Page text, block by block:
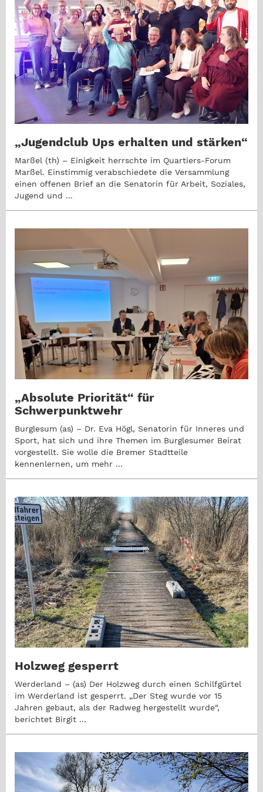
„Jugendclub Ups erhalten und stärken“
Marßel (th) – Einigkeit herrschte im Quartiers-Forum
Marßel. Einstimmig verabschiedete die Versammlung
einen offenen Brief an die Senatorin für Arbeit, Soziales,
Jugend und ...
„Absolute Priorität“ für
Schwerpunktwehr
Burglesum (as) – Dr. Eva Högl, Senatorin für Inneres und
Sport, hat sich und ihre Themen im Burglesumer Beirat
vorgestellt. Sie wolle die Bremer Stadtteile
kennenlernen, um mehr ...
Holzweg gesperrt
Werderland – (as) Der Holzweg durch einen Schilfgürtel
im Werderland ist gesperrt. „Der Steg wurde vor 15
Jahren gebaut, als der Radweg hergestellt wurde“,
berichtet Birgit ...